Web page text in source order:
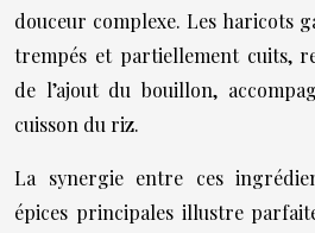
douceur complexe. Les haricots
trempés et partiellement cuits,
de l’ajout du bouillon,
cuisson du riz.
La synergie entre ces
épices principales illustre